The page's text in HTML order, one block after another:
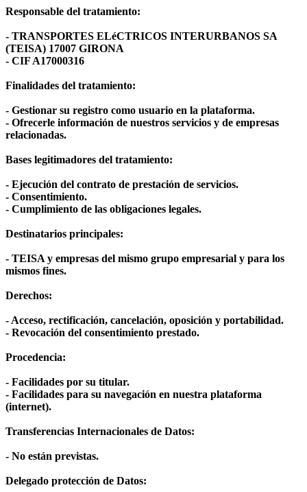
Responsable del tratamiento:
- TRANSPORTES ELéCTRICOS INTERURBANOS SA
(TEISA) 17007 GIRONA
- CIF A17000316
Finalidades del tratamiento:
- Gestionar su registro como usuario en la plataforma.
- Ofrecerle información de nuestros servicios y de empresas
relacionadas.
Bases legitimadores del tratamiento:
- Ejecución del contrato de prestación de servicios.
- Consentimiento.
- Cumplimiento de las obligaciones legales.
Destinatarios principales:
- TEISA y empresas del mismo grupo empresarial y para los
mismos fines.
Derechos:
- Acceso, rectificación, cancelación, oposición y portabilidad.
- Revocación del consentimiento prestado.
Procedencia:
- Facilidades por su titular.
- Facilidades para su navegación en nuestra plataforma
(internet).
Transferencias Internacionales de Datos:
- No están previstas.
Delegado protección de Datos: